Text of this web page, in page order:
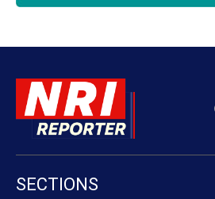
SECTIONS